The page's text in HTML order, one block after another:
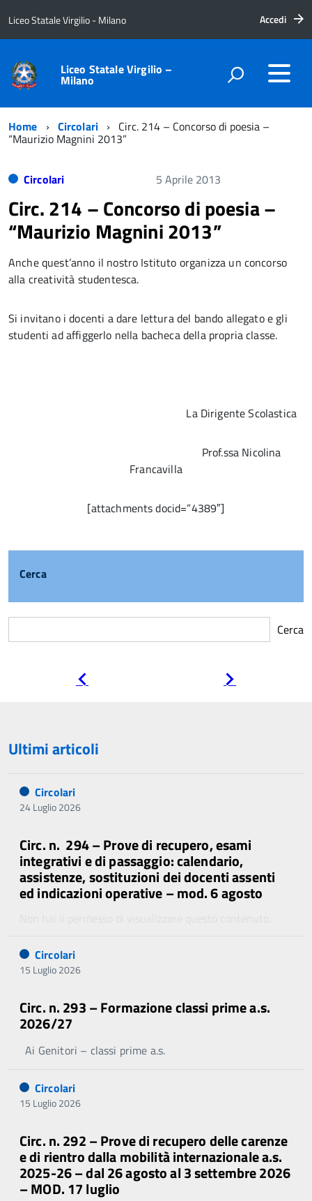
Liceo Statale Virgilio - Milano Accedi
Liceo Statale Virgilio –
Milano
Home Circolari Circ. 214 – Concorso di poesia –
“Maurizio Magnini 2013”
Circolari 5 Aprile 2013
Circ. 214 – Concorso di poesia –
“Maurizio Magnini 2013”
Anche quest’anno il nostro Istituto organizza un concorso
alla creatività studentesca.
Si invitano i docenti a dare lettura del bando allegato e gli
studenti ad affiggerlo nella bacheca della propria classe.
La Dirigente Scolastica
Prof.ssa Nicolina
Francavilla
[attachments docid=”4389″]
Cerca
Cerca
Ultimi articoli
Circolari
24 Luglio 2026
Circ. n. 294 – Prove di recupero, esami
integrativi e di passaggio: calendario,
assistenze, sostituzioni dei docenti assenti
ed indicazioni operative – mod. 6 agosto
Circolari
15 Luglio 2026
Circ. n. 293 – Formazione classi prime a.s.
2026/27
Ai Genitori – classi prime a.s.
Circolari
15 Luglio 2026
Circ. n. 292 – Prove di recupero delle carenze
e di rientro dalla mobilità internazionale a.s.
2025-26 – dal 26 agosto al 3 settembre 2026
– MOD. 17 luglio